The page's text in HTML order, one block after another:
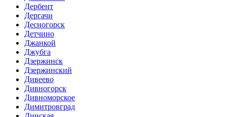
Дербент
Дергачи
Десногорск
Детчино
Джанкой
Джубга
Дзержинск
Дзержинский
Дивеево
Дивногорск
Дивноморское
Димитровград